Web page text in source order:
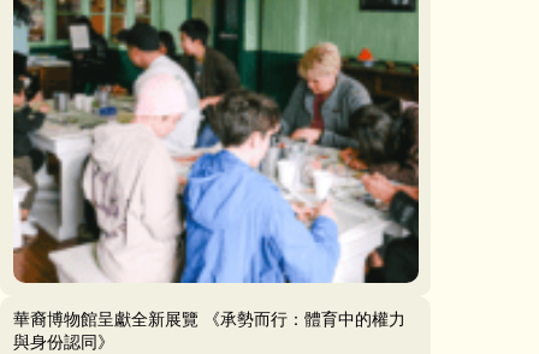
華裔博物館呈獻全新展覽 《承勢而行：體育中的權力
與身份認同》